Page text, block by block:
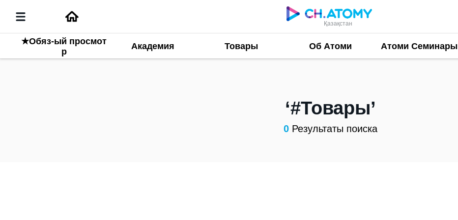
Қазақстан
★Обяз-ый просмот
р
Академия Товары Об Атоми Атоми Семинары
#Товары
0Результаты поиска